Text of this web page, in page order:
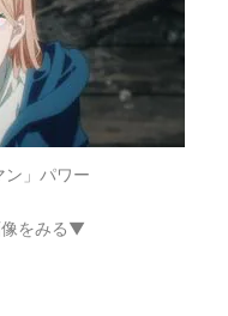
ン」パワー
をみる▼